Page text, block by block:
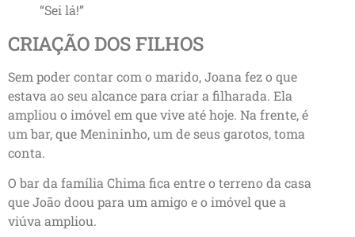
“Sei lá!”
CRIAÇÃO DOS FILHOS
Sem poder contar com o marido, Joana fez o que
estava ao seu alcance para criar a filharada. Ela
ampliou o imóvel em que vive até hoje. Na frente, é
um bar, que Menininho, um de seus garotos, toma
conta.
O bar da família Chima fica entre o terreno da casa
que João doou para um amigo e o imóvel que a
viúva ampliou.